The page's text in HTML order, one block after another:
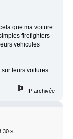
que ma voiture
firefighters
vehicules
leurs voitures
IP archivée
»